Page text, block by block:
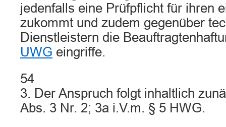
jedenfalls eine Prüfpflicht für ihren
zukommt und zudem gegenüber
Dienstleistern die
UWG eingriffe.
54
3. Der Anspruch folgt inhaltlich
Abs. 3 Nr. 2; 3a i.V.m. § 5 HWG.